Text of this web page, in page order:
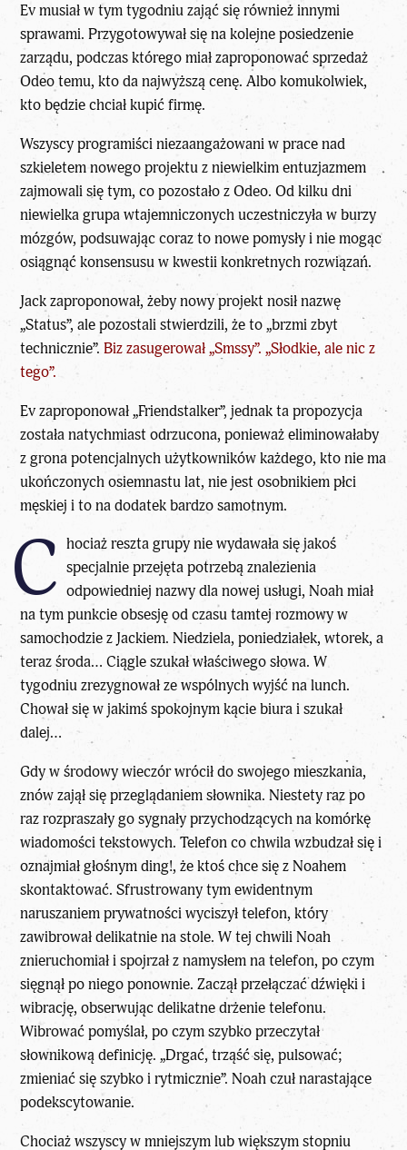
Ev musiał w tym tygodniu zająć się również innymi
sprawami. Przygotowywał się na kolejne posiedzenie
zarządu, podczas którego miał zaproponować sprzedaż
Odeo temu, kto da najwyższą cenę. Albo komukolwiek,
kto będzie chciał kupić firmę.
Wszyscy programiści niezaangażowani w prace nad
szkieletem nowego projektu z niewielkim entuzjazmem
zajmowali się tym, co pozostało z Odeo. Od kilku dni
niewielka grupa wtajemniczonych uczestniczyła w burzy
mózgów, podsuwając coraz to nowe pomysły i nie mogąc
osiągnąć konsensusu w kwestii konkretnych rozwiązań.
Jack zaproponował, żeby nowy projekt nosił nazwę
„Status”, ale pozostali stwierdzili, że to „brzmi zbyt
technicznie”.Biz zasugerował „Smssy”. „Słodkie, ale nic z
tego”.
Ev zaproponował „Friendstalker”, jednak ta propozycja
została natychmiast odrzucona, ponieważ eliminowałaby
z grona potencjalnych użytkowników każdego, kto nie ma
ukończonych osiemnastu lat, nie jest osobnikiem płci
męskiej i to na dodatek bardzo samotnym.
C hociaż reszta grupy nie wydawała się jakoś
specjalnie przejęta potrzebą znalezienia
odpowiedniej nazwy dla nowej usługi, Noah miał
na tym punkcie obsesję od czasu tamtej rozmowy w
samochodzie z Jackiem. Niedziela, poniedziałek, wtorek, a
teraz środa… Ciągle szukał właściwego słowa. W
tygodniu zrezygnował ze wspólnych wyjść na lunch.
Chował się w jakimś spokojnym kącie biura i szukał
dalej…
Gdy w środowy wieczór wrócił do swojego mieszkania,
znów zajął się przeglądaniem słownika. Niestety raz po
raz rozpraszały go sygnały przychodzących na komórkę
wiadomości tekstowych. Telefon co chwila wzbudzał się i
oznajmiał głośnym ding!, że ktoś chce się z Noahem
skontaktować. Sfrustrowany tym ewidentnym
naruszaniem prywatności wyciszył telefon, który
zawibrował delikatnie na stole. W tej chwili Noah
znieruchomiał i spojrzał z namysłem na telefon, po czym
sięgnął po niego ponownie. Zaczął przełączać dźwięki i
wibrację, obserwując delikatne drżenie telefonu.
Wibrować pomyślał, po czym szybko przeczytał
słownikową definicję. „Drgać, trząść się, pulsować;
zmieniać się szybko i rytmicznie”. Noah czuł narastające
podekscytowanie.
Chociaż wszyscy w mniejszym lub większym stopniu